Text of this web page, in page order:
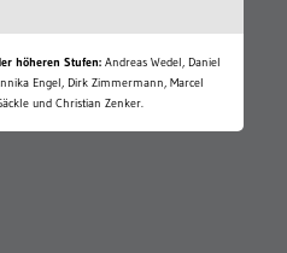
höheren Stufen: Andreas Wedel, Daniel
Engel, Dirk Zimmermann, Marcel
und Christian Zenker.